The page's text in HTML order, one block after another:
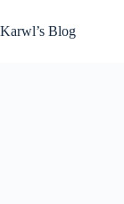
Inhalt
springen
Karwl’s Blog